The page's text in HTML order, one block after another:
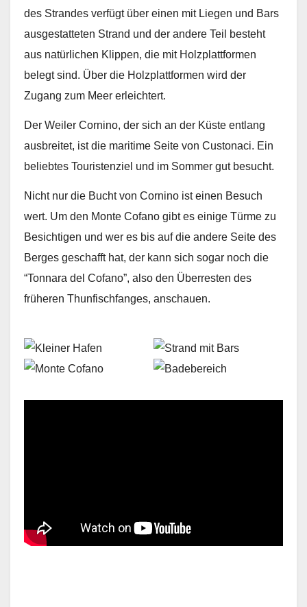
des Strandes verfügt über einen mit Liegen und Bars
ausgestatteten Strand und der andere Teil besteht
aus natürlichen Klippen, die mit Holzplattformen
belegt sind. Über die Holzplattformen wird der
Zugang zum Meer erleichtert.
Der Weiler Cornino, der sich an der Küste entlang
ausbreitet, ist die maritime Seite von Custonaci. Ein
beliebtes Touristenziel und im Sommer gut besucht.
Nicht nur die Bucht von Cornino ist einen Besuch
wert. Um den Monte Cofano gibt es einige Türme zu
Besichtigen und wer es bis auf die andere Seite des
Berges geschafft hat, der kann sich sogar noch die
“Tonnara del Cofano”, also den Überresten des
früheren Thunfischfanges, anschauen.